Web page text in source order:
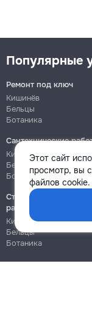
Этот сайт
просмотр, вы
файлов cookie.
Популярные
Ремонт под ключ
Кишинёв
Бельцы
Ботаника
Сантехнические
Кишинёв
Бельцы
Ботаника
Строительно-
работы
Кишинёв
Бельцы
Ботаника